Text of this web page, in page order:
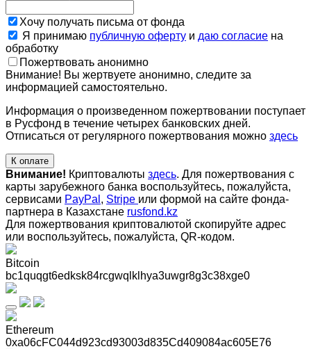
Хочу получать письма от фонда
Я принимаю публичную оферту и даю согласие на
обработку
Пожертвовать анонимно
Внимание! Вы жертвуете анонимно, следите за
информацией самостоятельно.
Информация о произведенном пожертвовании поступает
в Русфонд в течение четырех банковских дней.
Отписаться от регулярного пожертвования можно здесь
К оплате
Внимание! Криптовалюты здесь. Для пожертвования с
карты зарубежного банка воспользуйтесь, пожалуйста,
сервисами PayPal , Stripe или формой на сайте фонда-
партнера в Казахстане rusfond.kz
Для пожертвования криптовалютой скопируйте адрес
или воспользуйтесь, пожалуйста, QR-кодом.
Bitcoin
bc1quqgt6edksk84rcgwqlklhya3uwgr8g3c38xge0
Ethereum
0xa06cFC044d923cd93003d835Cd409084ac605E76